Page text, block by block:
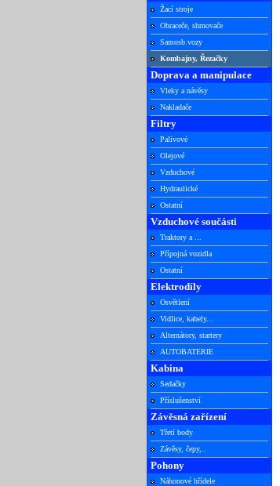
Žací stroje
Obraceče, shrnovače
Samosb.vozy
Kombajny, Řezačky
Doprava a manipulace
Vleky a návěsy
Nakladače
Filtry
Palivové
Olejové
Vzduchové
Hydraulické
Ostatní
Vzduchové součásti
Traktory a ...
Přípojná vozidla
Ostatní
Elektrodíly
Osvětlení
Vidlice, kabely...
Alternátory, startery
AUTOBATERIE
Kabina
Sedačky
Příslušenství
Závěsná zařízení
Třetí body
Závěsy, čepy,..
Pohony
Náhonové hřídele